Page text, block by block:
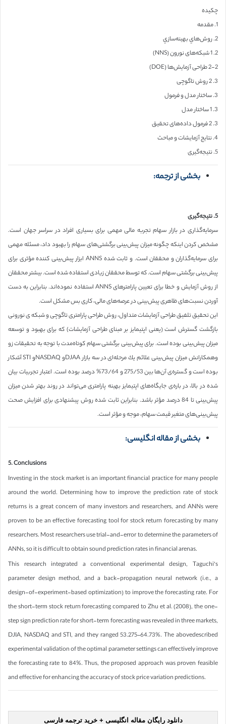
چکیده
1. مقدمه
2. روش‌هاي بهينه‌سازي
2. 1 شبكه‌های نورون (NNS)
2-2 طراحی آزمایش‌ها (DOE)
3. 2 روش تاگوچی
3. ساختار مدل و فرمول
3. 1 ساختار مدل
3. 2 فرمول داده‌های تحقیق
4. نتایج آزمایشات و مباحث
5. نتیجه‌گیری
بخشی از ترجمه:
5. نتیجه‌گیری
سرمایه‌گذاری در بازار سهام تجربه مالی مهمی برای بسیاری افراد در سراسر جهان است.
مشخص كردن اینكه چگونه میزان پیش‌بینی برگشتی‌های سهام را بهبود داد، مسئله مهمی
برای سرمایه‌گذاران و محققان است. و ثابت شده ANNS ابزار پیش‌بینی كننده مؤثری برای
پیش‌بینی برگشتی سهام است. كه توسط محققان زیادی استفاده شده است. بیشتر محققان
از روش آزمایش و خطا برای تعیین پارامتر‌های ANNS استفاده نموده‌اند. بنابراین به دست
آوردن نسبت‌های ظاهری پیش‌بینی در عرصه‌های مالی، كاری بس مشكل است.
این تحقیق تلفیق طراحی آزمایشات متداول، روش طراحی پارامتری تاگوچی و شبكه ی نورونی
بازگشت گسترش است (یعنی اپتیمایز بر مبنای طراحی آزمایشات) كه برای بهبود و توسعه
میزان پیش‌بینی بوده است. برای پیش‌بینی برگشتی سهام كوتاه‌مدت با توجه به تحقیقات زو
وهمكارانش میزان پیش‌بینی علائم یك مرحله‌ای در سه بازار DJAAو NASDAQو STI آشكار
بوده است و گستره‌ی آن‌ها بین 275/53 و 73/64% درصد بوده است. اعتبار تجربیات بیان
شده در بالا، در باره‌ی جایگاه‌های اپتیمایز بهینه پارامتری می‌تواند در روند بهتر شدن میزان
پیش‌بینی تا 84 درصد مؤثر باشد. بنابراین ثابت شده روش پیشنهادی برای افزایش صحت
پیش‌بینی‌های متغیر قیمت سهام، موجه و مؤثر است.
بخشی از مقاله انگلیسی:
5. Conclusions
Investing in the stock market is an important financial practice for many people
around the world. Determining how to improve the prediction rate of stock
returns is a great concern of many investors and researchers, and ANNs were
proven to be an effective forecasting tool for stock return forecasting by many
researchers. Most researchers use trial-and-error to determine the parameters of
ANNs, so it is difficult to obtain sound prediction rates in financial arenas.
This research integrated a conventional experimental design, Taguchi’s
parameter design method, and a back-propagation neural network (i.e., a
design-of-experiment-based optimization) to improve the forecasting rate. For
the short-term stock return forecasting compared to Zhu et al. (2008), the one-
step sign prediction rate for short-term forecasting was revealed in three markets,
DJIA, NASDAQ and STI, and they ranged 53.275–64.73%. The abovedescribed
experimental validation of the optimal parameter settings can effectively improve
the forecasting rate to 84%. Thus, the proposed approach was proven feasible
and effective for enhancing the accuracy of stock price variation predictions.
دانلود رایگان مقاله انگلیسی + خرید ترجمه فارسی